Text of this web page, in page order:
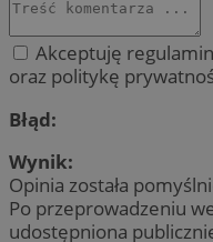
Akceptuję
oraz politykę
Błąd:
Wynik:
Opinia została
Po przeprowadzeniu
udostępniona